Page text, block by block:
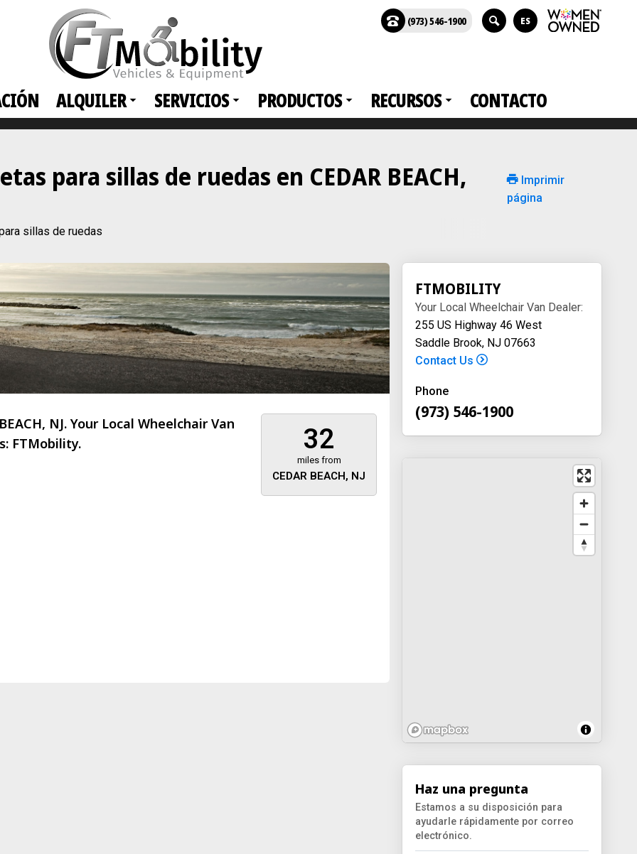
ALQUILER SERVICIOS PRODUCTOS RECURSOS CONTACTO
(973) 546-1900 ES
para sillas de ruedas en CEDAR BEACH,
sillas de ruedas
Imprimir
página
32
miles from
CEDAR BEACH, NJ
NJ. Your Local Wheelchair Van
FTMobility.
FTMOBILITY
Your Local Wheelchair Van Dealer:
255 US Highway 46 West
Saddle Brook, NJ 07663
Contact Us
Phone
(973) 546-1900
FTMobility
About 473 miles away
Haz una pregunta
Estamos a su disposición para
ayudarle rápidamente por correo
electrónico.